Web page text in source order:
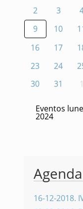
2
3
9
10
16
17
23
24
30
31 1
Eventos
2024
Agenda
16-12-2018.